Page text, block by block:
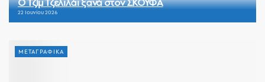
Ο Τζίμ Τζελιλάϊ ξανά στον ΣΚΟΥΦΑ
22 Ιουνίου 2026
ΜΕΤΑΓΡΑΦΙΚΑ